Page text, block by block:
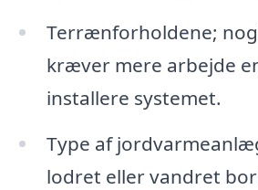
Terrænforholdene;
kræver mere arbejde
installere systemet.
Type af
lodret eller vandret